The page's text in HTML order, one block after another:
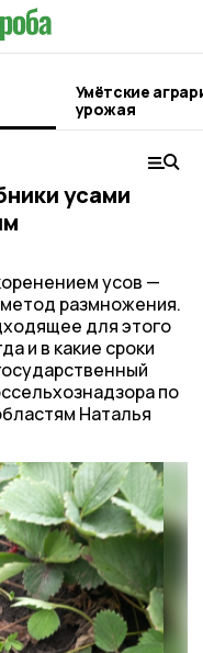
Умётские
урожая
усами
усов —
размножения.
для этого
и в какие сроки
по
Наталья